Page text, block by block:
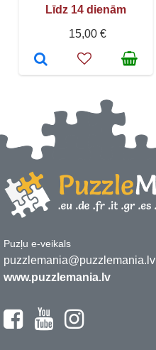
Līdz 14 dienām
15,00 €
Puzļu e-veikals
puzzlemania@puzzlemania.lv
www.puzzlemania.lv